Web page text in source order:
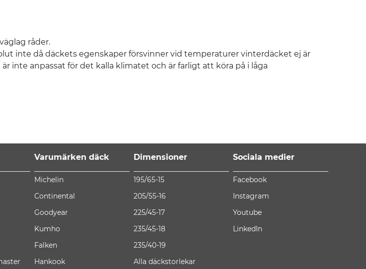
råder.
inte då däckets egenskaper försvinner vid temperaturer vinterdäcket ej är
inte anpassat för det kalla klimatet och är farligt att köra på i låga
Varumärken däck
Michelin
Continental
Goodyear
Kumho
Falken
Hankook
Dimensioner
195/65-15
205/55-16
225/45-17
235/45-18
235/40-19
Alla däckstorlekar
Sociala medier
Facebook
Instagram
Youtube
LinkedIn